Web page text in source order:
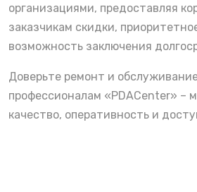
организациями, предоставляя
заказчикам скидки,
возможность заключения
Доверьте ремонт и
профессионалам «PDACenter» –
качество, оперативность и